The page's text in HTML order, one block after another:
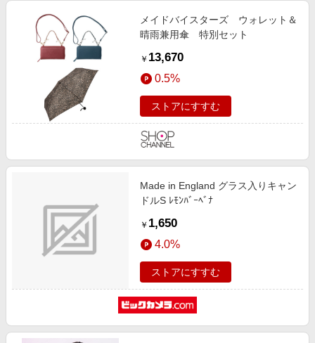
メイドバイスターズ ウォレット＆
晴雨兼用傘 特別セット
￥ 13,670
0.5%
ストアにすすむ
Made in England グラス入りキャン
ドルS ﾚﾓﾝﾊﾞｰﾍﾞﾅ
￥ 1,650
4.0%
ストアにすすむ